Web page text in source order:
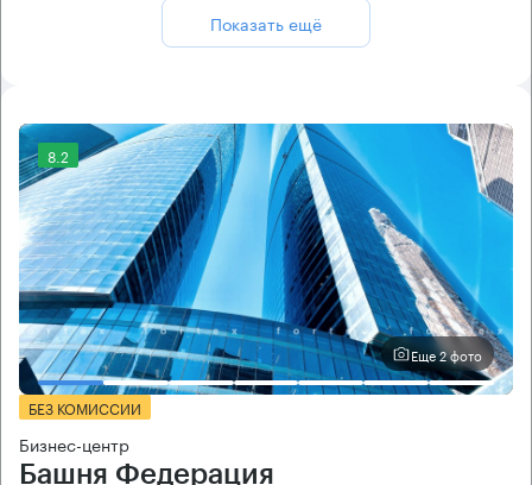
Показать ещё
8.2
Еще 2 фото
БЕЗ КОМИССИИ
Бизнес-центр
Башня Федерация